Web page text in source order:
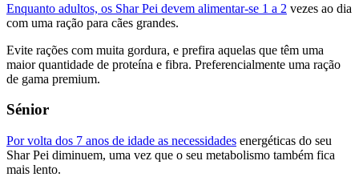
Enquanto adultos, os Shar Pei devem alimentar-se 1 a 2 vezes ao dia
com uma ração para cães grandes.
Evite rações com muita gordura, e prefira aquelas que têm uma
maior quantidade de proteína e fibra. Preferencialmente uma ração
de gama premium.
Sénior
Por volta dos 7 anos de idade as necessidades energéticas do seu
Shar Pei diminuem, uma vez que o seu metabolismo também fica
mais lento.